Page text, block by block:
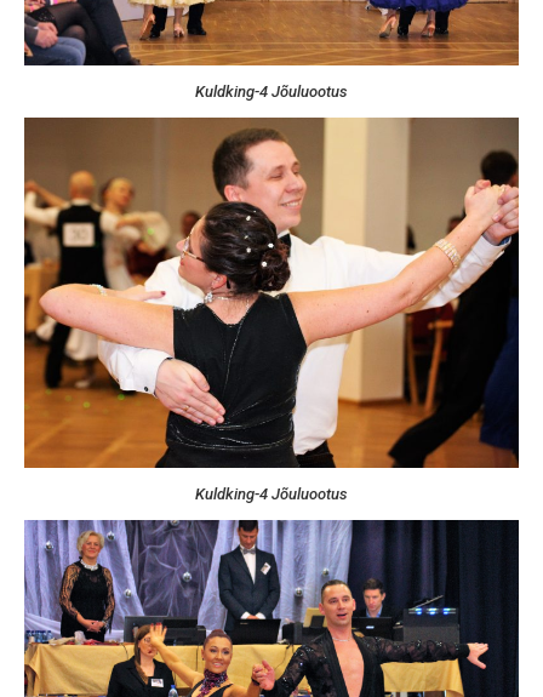
Kuldking-4 Jõuluootus
Kuldking-4 Jõuluootus